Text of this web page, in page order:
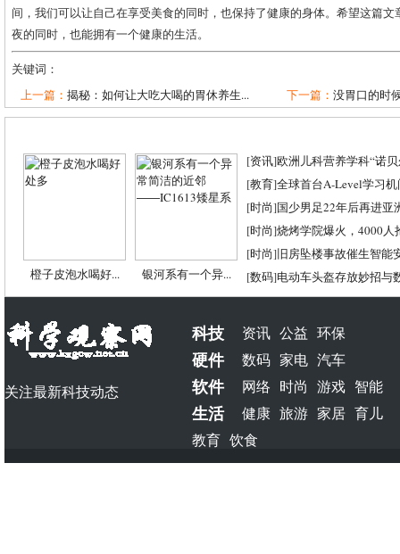
间，我们可以让自己在享受美食的同时，也保持了健康的身体。希望这篇
夜的同时，也能拥有一个健康的生活。
关键词：
上一篇： 揭秘：如何让大吃大喝的胃休养生... 下一篇： 没胃口的时
橙子皮泡水喝好... 银河系有一个异...
[资讯]欧洲儿科营养学科“诺
[教育]全球首台A-Level学习
[时尚]国少男足22年后再进亚
[时尚]烧烤学院爆火，4000人
[时尚]旧房坠楼事故催生智能
[数码]电动车头盔存放妙招与
关注最新科技动态
科技 资讯 公益 环保
硬件 数码 家电 汽车
软件 网络 时尚 游戏 智能
生活 健康 旅游 家居 育儿
教育 饮食